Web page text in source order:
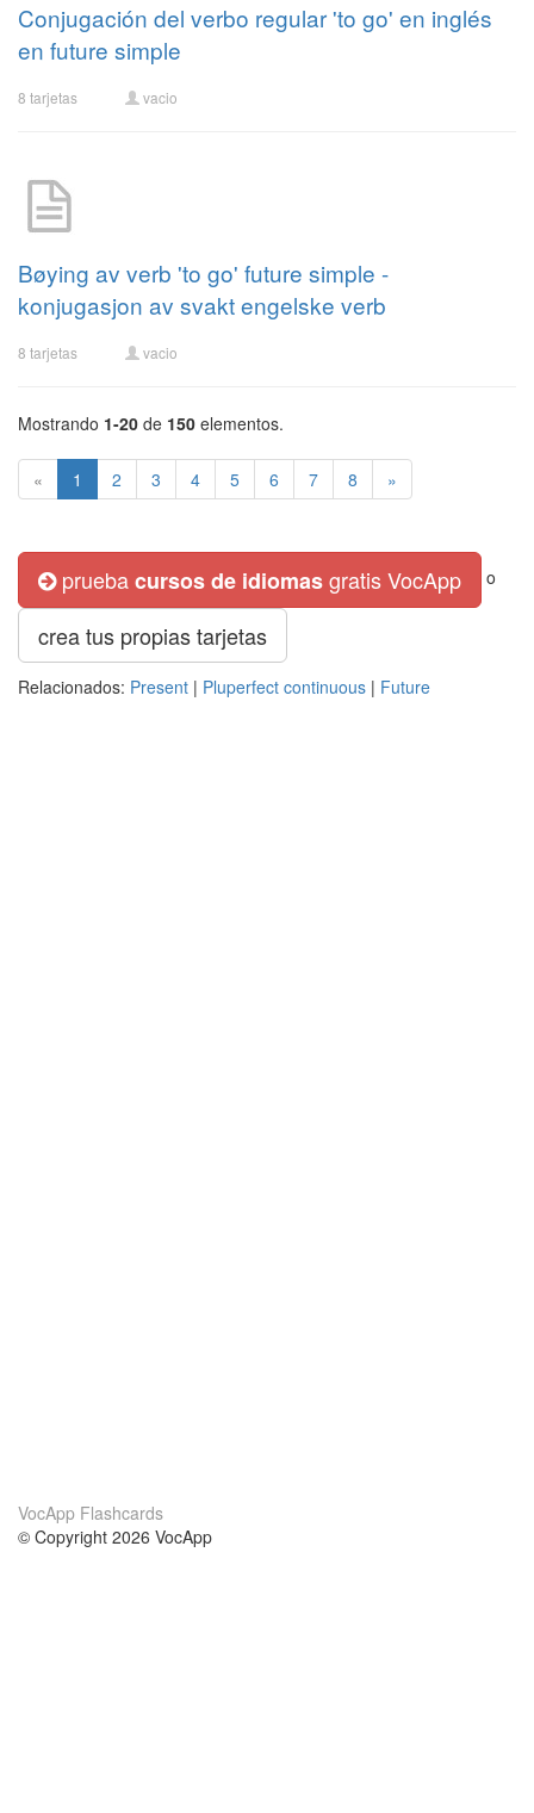
Conjugación del verbo regular 'to go' en inglés
en future simple
8 tarjetas vacio
Bøying av verb 'to go' future simple -
konjugasjon av svakt engelske verb
8 tarjetas vacio
Mostrando 1-20 de 150 elementos.
« 1 2 3 4 5 6 7 8 »
pruebacursos de idiomasgratis VocApp o
crea tus propias tarjetas
Relacionados: Present | Pluperfect continuous | Future
VocApp Flashcards
© Copyright 2026 VocApp